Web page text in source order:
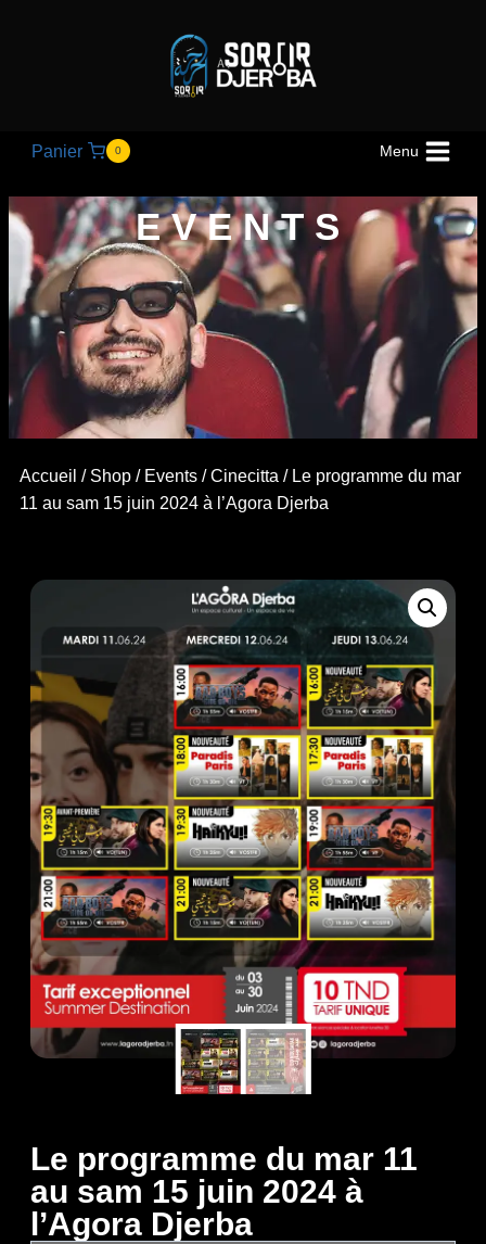
Panier 0 Menu
EVENTS
Accueil / Shop / Events /Cinecitta / Le programme du mar
11 au sam 15 juin 2024 à l’Agora Djerba
Le programme du mar 11
au sam 15 juin 2024 à
l’Agora Djerba